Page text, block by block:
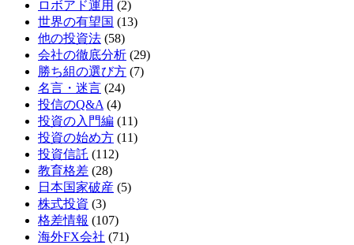
ロボアド運用 (2)
世界の有望国 (13)
他の投資法 (58)
会社の徹底分析 (29)
勝ち組の選び方 (7)
名言・迷言 (24)
投信のQ&A (4)
投資の入門編 (11)
投資の始め方 (11)
投資信託 (112)
教育格差 (28)
日本国家破産 (5)
株式投資 (3)
格差情報 (107)
海外FX会社 (71)